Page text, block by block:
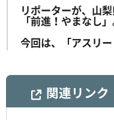
リポーターが、山
「前進！やまなし
今回は、「アスリ
関連リンク